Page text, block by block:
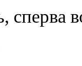
сперва